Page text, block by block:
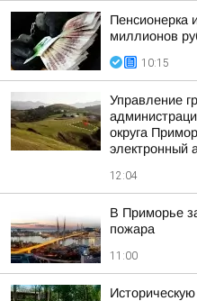
Пенсионерка
миллионов
10:15
Управление
округа
электронный
12:04
В Приморье
пожара
11:00